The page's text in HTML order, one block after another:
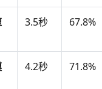
3.5秒 67.8%
4.2秒 71.8%